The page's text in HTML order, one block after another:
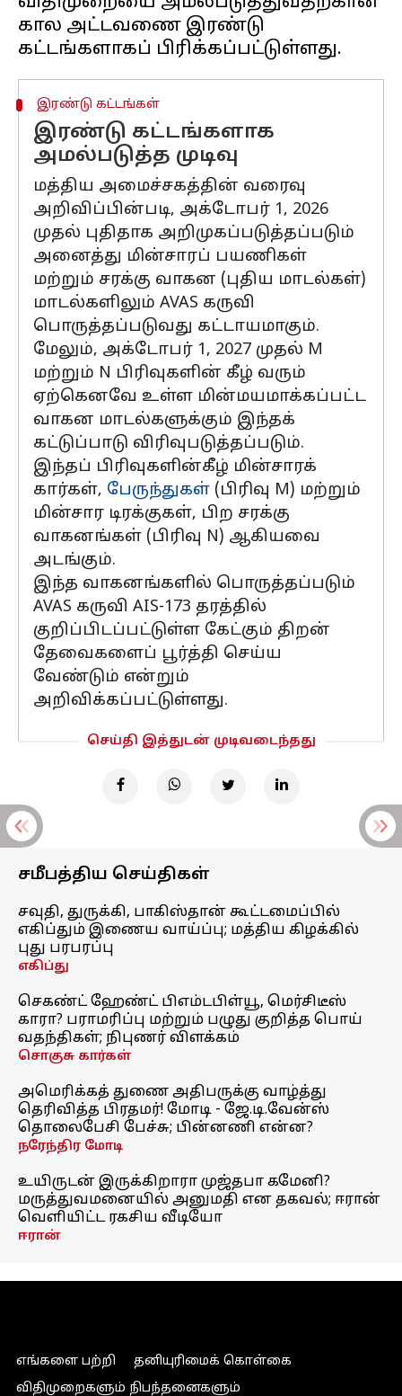
கால அட்டவணை இரண்டு
இரண்டு கட்டங்கள்
இரண்டு கட்டங்களாக
அமல்படுத்த முடிவு
மத்திய அமைச்சகத்தின் வரைவு
அறிவிப்பின்படி, அக்டோபர் 1, 2026
முதல் புதிதாக அறிமுகப்படுத்தப்படும்
அனைத்து மின்சாரப் பயணிகள்
மற்றும் சரக்கு வாகன (புதிய மாடல்கள்)
மாடல்களிலும் AVAS கருவி
பொருத்தப்படுவது கட்டாயமாகும்.
மேலும், அக்டோபர் 1, 2027 முதல் M
மற்றும் N பிரிவுகளின் கீழ் வரும்
ஏற்கெனவே உள்ள மின்மயமாக்கப்பட்ட
வாகன மாடல்களுக்கும் இந்தக்
கட்டுப்பாடு விரிவுபடுத்தப்படும்.
இந்தப் பிரிவுகளின்கீழ் மின்சாரக்
கார்கள், பேருந்துகள் (பிரிவு M) மற்றும்
மின்சார டிரக்குகள், பிற சரக்கு
வாகனங்கள் (பிரிவு N) ஆகியவை
அடங்கும்.
இந்த வாகனங்களில் பொருத்தப்படும்
AVAS கருவி AIS-173 தரத்தில்
குறிப்பிடப்பட்டுள்ள கேட்கும் திறன்
தேவைகளைப் பூர்த்தி செய்ய
வேண்டும் என்றும்
அறிவிக்கப்பட்டுள்ளது.
செய்தி இத்துடன் முடிவடைந்தது
சமீபத்திய செய்திகள்
சவுதி, துருக்கி, பாகிஸ்தான் கூட்டமைப்பில்
எகிப்தும் இணைய வாய்ப்பு; மத்திய கிழக்கில்
புது பரபரப்பு
எகிப்து
செகண்ட் ஹேண்ட் பிஎம்டபிள்யூ, மெர்சிடீஸ்
காரா? பராமரிப்பு மற்றும் பழுது குறித்த பொய்
வதந்திகள்; நிபுணர் விளக்கம்
சொகுசு கார்கள்
அமெரிக்கத் துணை அதிபருக்கு வாழ்த்து
தெரிவித்த பிரதமர்! மோடி - ஜே.டி.வேன்ஸ்
தொலைபேசி பேச்சு; பின்னணி என்ன?
நரேந்திர மோடி
உயிருடன் இருக்கிறாரா முஜ்தபா கமேனி?
மருத்துவமனையில் அனுமதி என தகவல்; ஈரான்
வெளியிட்ட ரகசிய வீடியோ
ஈரான்
எங்களை பற்றி
தனியுரிமைக் கொள்கை
விதிமுறைகளும் நிபந்தனைகளும்